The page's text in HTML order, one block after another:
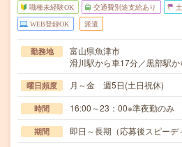
職種未経験OK 交通費別途支給あり
WEB登録OK 派遣
勤務地
富山県魚津市
滑川駅から車17分／黒部駅
曜日頻度 月～金 週5日(土日祝休)
時間 16:00～23：00※準夜勤のみ
期間 即日～長期（応募後スピーデ